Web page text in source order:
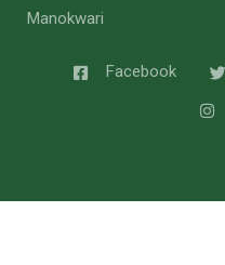
Manokwari
Facebook